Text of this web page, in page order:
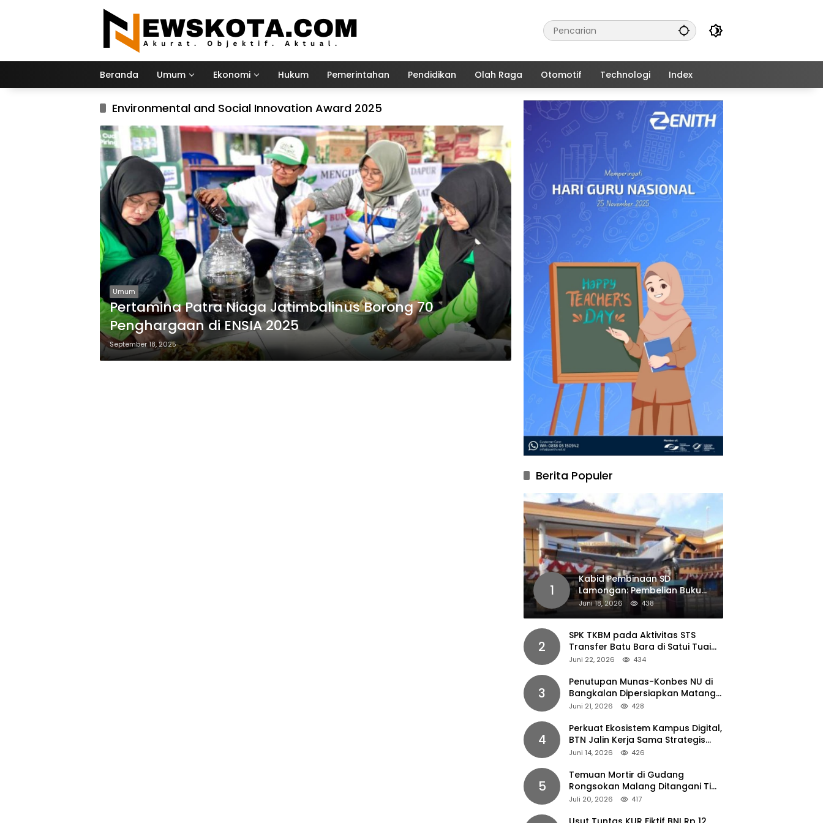
Beranda Umum Ekonomi Hukum Pemerintahan Pendidikan Olah Raga Otomotif Technologi Index
Environmental and Social Innovation Award 2025
Umum
Pertamina Patra Niaga Jatimbalinus Borong 70
Penghargaan di ENSIA 2025
September 18, 2025
Berita Populer
1
Kabid Pembinaan SD
Lamongan: Pembelian Buku
Pendamping Tidak Boleh
Dipaksakan
Juni 18, 2026 438
2
SPK TKBM pada Aktivitas STS
Transfer Batu Bara di Satui Tuai
Sorotan
Juni 22, 2026 434
3
Penutupan Munas-Konbes NU di
Bangkalan Dipersiapkan Matang,
Gus Ipul Turun Tangan
Juni 21, 2026 428
4
Perkuat Ekosistem Kampus Digital,
BTN Jalin Kerja Sama Strategis
dengan UNAIR
Juni 14, 2026 426
5
Temuan Mortir di Gudang
Rongsokan Malang Ditangani Tim
Gegana Polda Jatim
Juli 20, 2026 417